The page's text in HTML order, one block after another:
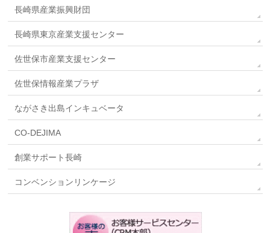
長崎県産業振興財団
長崎県東京産業支援センター
佐世保市産業支援センター
佐世保情報産業プラザ
ながさき出島インキュベータ
CO-DEJIMA
創業サポート長崎
コンベンションリンケージ